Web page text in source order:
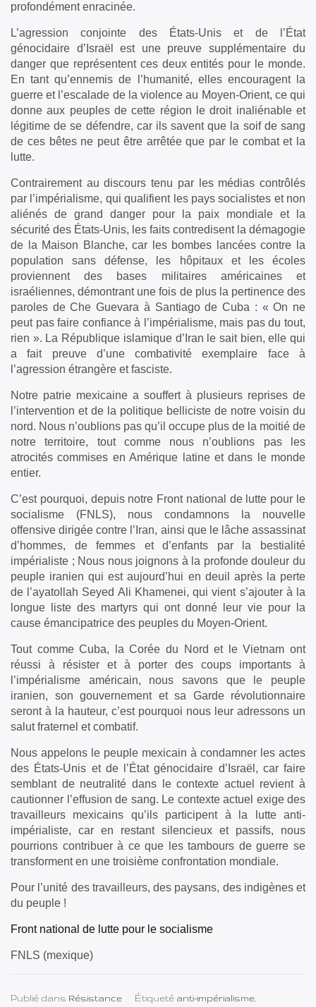
profondément enracinée.
L’agression conjointe des États-Unis et de l’État
génocidaire d’Israël est une preuve supplémentaire du
danger que représentent ces deux entités pour le monde.
En tant qu’ennemis de l’humanité, elles encouragent la
guerre et l’escalade de la violence au Moyen-Orient, ce qui
donne aux peuples de cette région le droit inaliénable et
légitime de se défendre, car ils savent que la soif de sang
de ces bêtes ne peut être arrêtée que par le combat et la
lutte.
Contrairement au discours tenu par les médias contrôlés
par l’impérialisme, qui qualifient les pays socialistes et non
aliénés de grand danger pour la paix mondiale et la
sécurité des États-Unis, les faits contredisent la démagogie
de la Maison Blanche, car les bombes lancées contre la
population sans défense, les hôpitaux et les écoles
proviennent des bases militaires américaines et
israéliennes, démontrant une fois de plus la pertinence des
paroles de Che Guevara à Santiago de Cuba : « On ne
peut pas faire confiance à l’impérialisme, mais pas du tout,
rien ». La République islamique d’Iran le sait bien, elle qui
a fait preuve d’une combativité exemplaire face à
l’agression étrangère et fasciste.
Notre patrie mexicaine a souffert à plusieurs reprises de
l’intervention et de la politique belliciste de notre voisin du
nord. Nous n’oublions pas qu’il occupe plus de la moitié de
notre territoire, tout comme nous n’oublions pas les
atrocités commises en Amérique latine et dans le monde
entier.
C’est pourquoi, depuis notre Front national de lutte pour le
socialisme (FNLS), nous condamnons la nouvelle
offensive dirigée contre l’Iran, ainsi que le lâche assassinat
d’hommes, de femmes et d’enfants par la bestialité
impérialiste ; Nous nous joignons à la profonde douleur du
peuple iranien qui est aujourd’hui en deuil après la perte
de l’ayatollah Seyed Ali Khamenei, qui vient s’ajouter à la
longue liste des martyrs qui ont donné leur vie pour la
cause émancipatrice des peuples du Moyen-Orient.
Tout comme Cuba, la Corée du Nord et le Vietnam ont
réussi à résister et à porter des coups importants à
l’impérialisme américain, nous savons que le peuple
iranien, son gouvernement et sa Garde révolutionnaire
seront à la hauteur, c’est pourquoi nous leur adressons un
salut fraternel et combatif.
Nous appelons le peuple mexicain à condamner les actes
des États-Unis et de l’État génocidaire d’Israël, car faire
semblant de neutralité dans le contexte actuel revient à
cautionner l’effusion de sang. Le contexte actuel exige des
travailleurs mexicains qu’ils participent à la lutte anti-
impérialiste, car en restant silencieux et passifs, nous
pourrions contribuer à ce que les tambours de guerre se
transforment en une troisième confrontation mondiale.
Pour l’unité des travailleurs, des paysans, des indigènes et
du peuple !
Front national de lutte pour le socialisme
FNLS (mexique)
Publié dans Résistance Étiqueté anti-impérialisme